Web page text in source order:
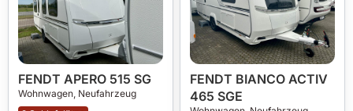
FENDT APERO 515 SG
Wohnwagen, Neufahrzeug
FENDT BIANCO ACTIV
465 SGE